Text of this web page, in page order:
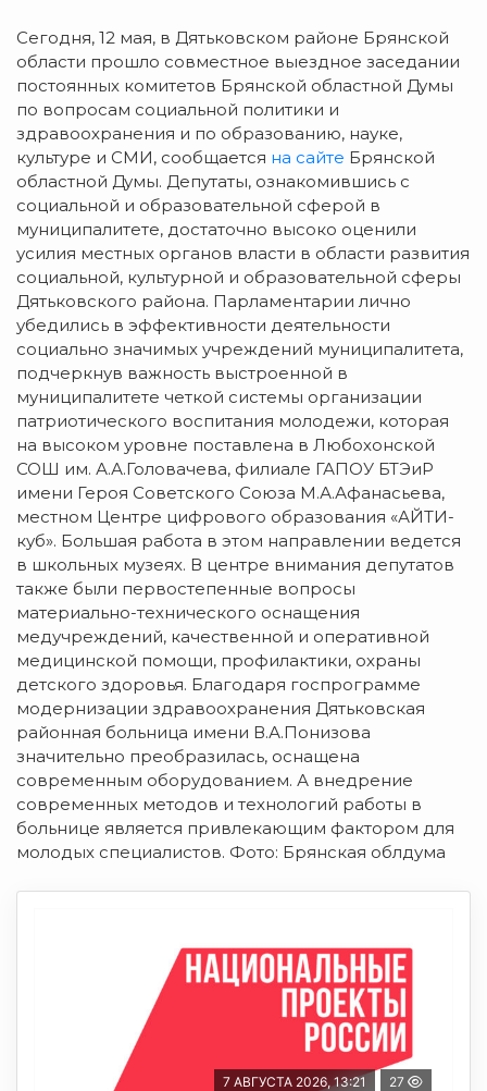
Сегодня, 12 мая, в Дятьковском районе Брянской
области прошло совместное выездное заседании
постоянных комитетов Брянской областной Думы
по вопросам социальной политики и
здравоохранения и по образованию, науке,
культуре и СМИ, сообщается на сайте Брянской
областной Думы. Депутаты, ознакомившись с
социальной и образовательной сферой в
муниципалитете, достаточно высоко оценили
усилия местных органов власти в области развития
социальной, культурной и образовательной сферы
Дятьковского района. Парламентарии лично
убедились в эффективности деятельности
социально значимых учреждений муниципалитета,
подчеркнув важность выстроенной в
муниципалитете четкой системы организации
патриотического воспитания молодежи, которая
на высоком уровне поставлена в Любохонской
СОШ им. А.А.Головачева, филиале ГАПОУ БТЭиР
имени Героя Советского Союза М.А.Афанасьева,
местном Центре цифрового образования «АЙТИ-
куб». Большая работа в этом направлении ведется
в школьных музеях. В центре внимания депутатов
также были первостепенные вопросы
материально-технического оснащения
медучреждений, качественной и оперативной
медицинской помощи, профилактики, охраны
детского здоровья. Благодаря госпрограмме
модернизации здравоохранения Дятьковская
районная больница имени В.А.Понизова
значительно преобразилась, оснащена
современным оборудованием. А внедрение
современных методов и технологий работы в
больнице является привлекающим фактором для
молодых специалистов. Фото: Брянская облдума
7 АВГУСТА 2026, 13:21 27